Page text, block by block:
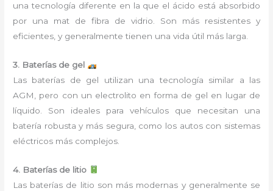
una tecnología diferente en la que el ácido está absorbido
por una mat de fibra de vidrio. Son más resistentes y
eficientes, y generalmente tienen una vida útil más larga.
3. Baterías de gel
Las baterías de gel utilizan una tecnología similar a las
AGM, pero con un electrolito en forma de gel en lugar de
líquido. Son ideales para vehículos que necesitan una
batería robusta y más segura, como los autos con sistemas
eléctricos más complejos.
4. Baterías de litio
Las baterías de litio son más modernas y generalmente se